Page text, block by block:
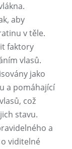
aby
v těle.
faktory
vlasů.
jako
a pomáhající
což
stavu.
a
viditelné